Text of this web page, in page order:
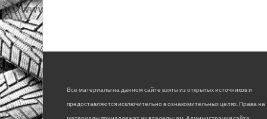
Все материалы на данном сайте взяты из открытых источников и
предоставляются исключительно в ознакомительных целях. Права на